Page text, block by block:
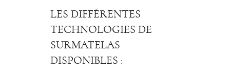
LES DIFFÉRENTES
TECHNOLOGIES DE
SURMATELAS
DISPONIBLES :